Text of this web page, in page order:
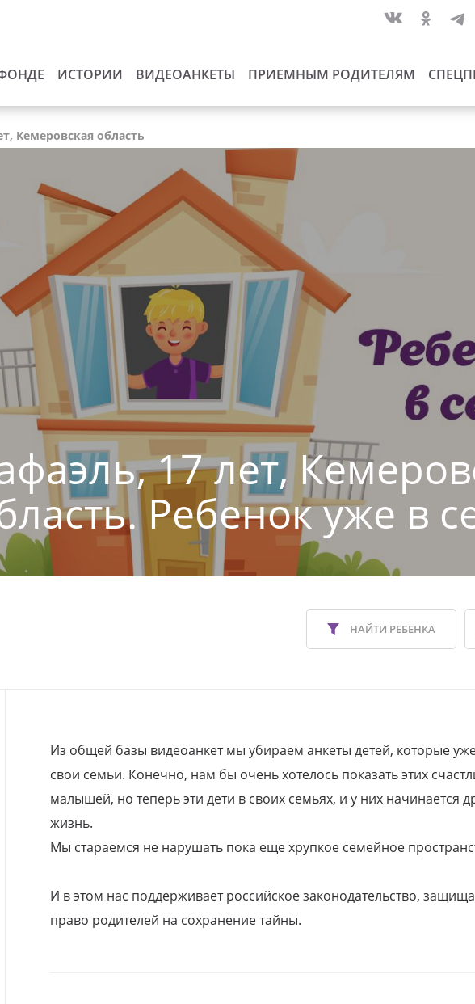
ИСТОРИИ ВИДЕОАНКЕТЫ ПРИЕМНЫМ РОДИТЕЛЯМ
Кемеровская область
17 лет,
Ребенок уже в
НАЙТИ РЕБЕНКА
Из общей базы видеоанкет мы убираем анкеты детей, которые
свои семьи. Конечно, нам бы очень хотелось показать этих
малышей, но теперь эти дети в своих семьях, и у них начинается
жизнь.
Мы стараемся не нарушать пока еще хрупкое семейное
И в этом нас поддерживает российское законодательство,
право родителей на сохранение тайны.